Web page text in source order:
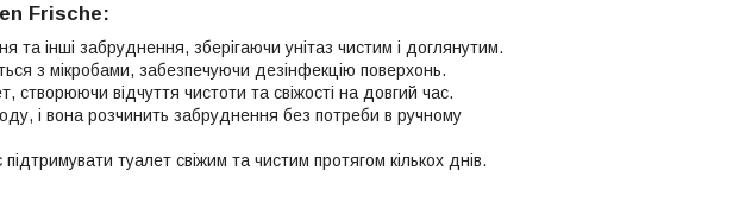
Frische:
та інші забруднення, зберігаючи унітаз чистим і доглянутим.
з мікробами, забезпечуючи дезінфекцію поверхонь.
створюючи відчуття чистоти та свіжості на довгий час.
і вона розчинить забруднення без потреби в ручному
туалет свіжим та чистим протягом кількох днів.